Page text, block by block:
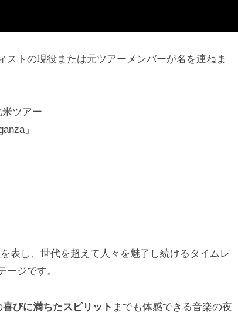
トの現役または元ツアーメンバーが名を連ねま
米ツアー
」
表し、世代を超えて人々を魅了し続けるタイムレ
ジです。
喜びに満ちたスピリット までも体感できる音楽の夜